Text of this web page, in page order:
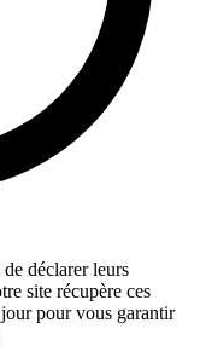
déclarer leurs
site récupère ces
pour vous garantir